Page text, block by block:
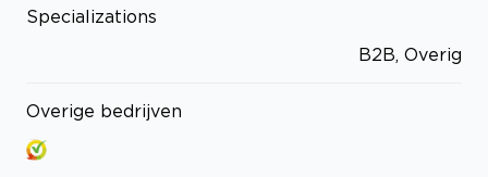
Specializations
B2B, Overig
Overige bedrijven